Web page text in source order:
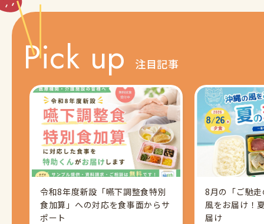
Pick up 注目記事
令和8年度新設「嚥下調整食特別
食加算」への対応を食事面からサ
ポート
8月の「ご馳
風をお届け！
届け